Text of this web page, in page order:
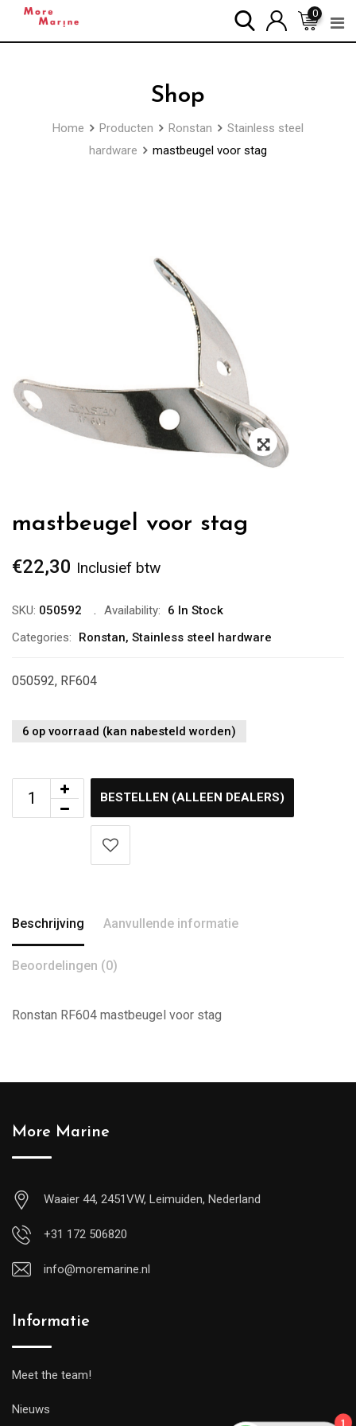
0
Shop
Home Producten Ronstan
Stainless steel
hardware
mastbeugel voor stag
Zoom
mastbeugel voor stag
€22,30 Inclusief btw
SKU: 050592 Availability:
6 In Stock
Categories:
Ronstan, Stainless steel hardware
050592, RF604
6 op voorraad (kan nabesteld worden)
BESTELLEN (ALLEEN DEALERS)
Beschrijving Aanvullende informatie
Beoordelingen (0)
Ronstan RF604 mastbeugel voor stag
More Marine
Waaier 44, 2451VW, Leimuiden, Nederland
+31 172 506820
info@moremarine.nl
Informatie
Meet the team!
Nieuws